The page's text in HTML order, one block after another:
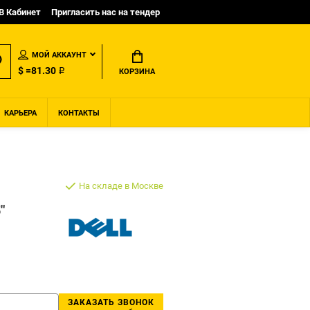
Кабинет Пригласить нас на тендер
МОЙ АККАУНТ
$ =81.30 ₽ КОРЗИНА
КАРЬЕРА КОНТАКТЫ
На складе в Москве
ЗАКАЗАТЬ ЗВОНОК